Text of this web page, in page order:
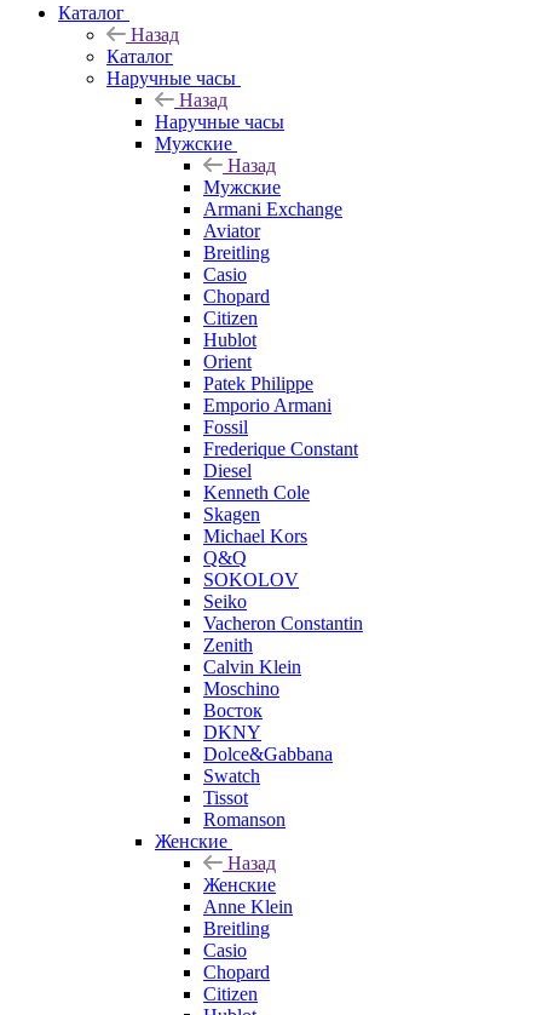
Каталог
Назад
Каталог
Наручные часы
Назад
Наручные часы
Мужские
Назад
Мужские
Armani Exchange
Aviator
Breitling
Casio
Chopard
Citizen
Hublot
Orient
Patek Philippe
Emporio Armani
Fossil
Frederique Constant
Diesel
Kenneth Cole
Skagen
Michael Kors
Q&Q
SOKOLOV
Seiko
Vacheron Constantin
Zenith
Calvin Klein
Moschino
Восток
DKNY
Dolce&Gabbana
Swatch
Tissot
Romanson
Женские
Назад
Женские
Anne Klein
Breitling
Casio
Chopard
Citizen